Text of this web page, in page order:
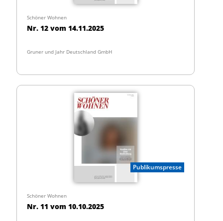
Schöner Wohnen
Nr. 12 vom 14.11.2025
Gruner und Jahr Deutschland GmbH
Publikumspresse
Schöner Wohnen
Nr. 11 vom 10.10.2025